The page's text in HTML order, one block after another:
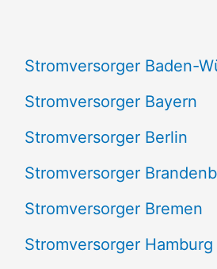
h
:
Stromversorger Baden-
Stromversorger Bayern
Stromversorger Berlin
Stromversorger
Stromversorger Bremen
Stromversorger Hamburg